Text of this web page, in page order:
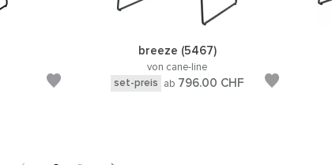
breeze (5467)
von cane-line
set-preis
ab 796.00 CHF